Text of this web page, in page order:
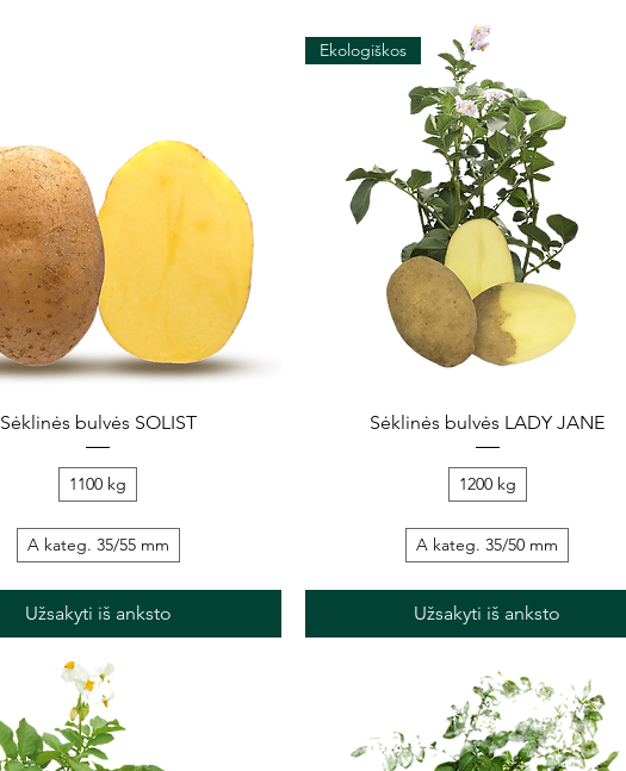
Greita peržiūra
Sėklinės bulvės SOLIST
1100 kg
A kateg. 35/55 mm
Užsakyti iš anksto
Greita peržiūra
Ekologiškos
Sėklinės bulvės LADY JANE
1200 kg
A kateg. 35/50 mm
Užsakyti iš anksto